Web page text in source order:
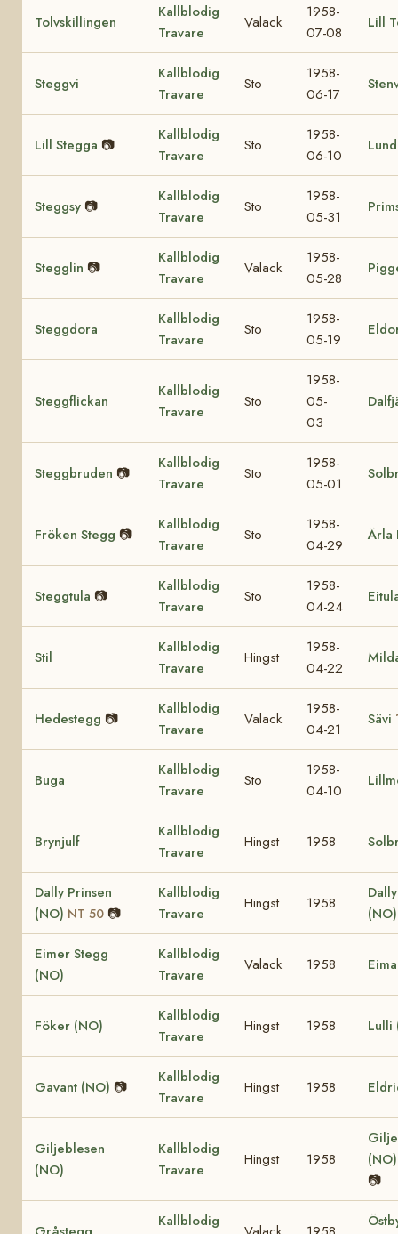
Tolvskillingen
Kallblodig
Travare
Valack
1958-
07-08
Lill
Steggvi
Kallblodig
Travare
Sto
1958-
06-17
Lill Stegga 📷
Kallblodig
Travare
Sto
1958-
06-10
Steggsy 📷
Kallblodig
Travare
Sto
1958-
05-31
Stegglin 📷
Kallblodig
Travare
Valack
1958-
05-28
Steggdora
Kallblodig
Travare
Sto
1958-
05-19
Steggflickan
Kallblodig
Travare
Sto
1958-
05-
03
Steggbruden 📷
Kallblodig
Travare
Sto
1958-
05-01
Fröken Stegg 📷
Kallblodig
Travare
Sto
1958-
04-29
Ärla
Steggtula 📷
Kallblodig
Travare
Sto
1958-
04-24
Stil
Kallblodig
Travare
Hingst
1958-
04-22
Hedestegg 📷
Kallblodig
Travare
Valack
1958-
04-21
Sävi
Buga
Kallblodig
Travare
Sto
1958-
04-10
Brynjulf
Kallblodig
Travare
Hingst 1958
Dally Prinsen
(NO) NT 50 📷
Kallblodig
Travare
Hingst 1958
Eimer Stegg
(NO)
Kallblodig
Travare
Valack 1958
Föker (NO)
Kallblodig
Travare
Hingst 1958 Lulli
Gavant (NO) 📷
Kallblodig
Travare
Hingst 1958
Giljeblesen
(NO)
Kallblodig
Travare
Hingst 1958
📷
Kallblodig